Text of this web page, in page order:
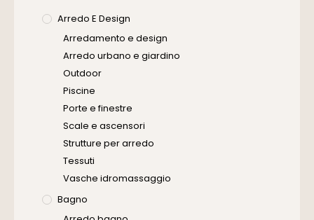
Arredo E Design
Arredamento e design
Arredo urbano e giardino
Outdoor
Piscine
Porte e finestre
Scale e ascensori
Strutture per arredo
Tessuti
Vasche idromassaggio
Bagno